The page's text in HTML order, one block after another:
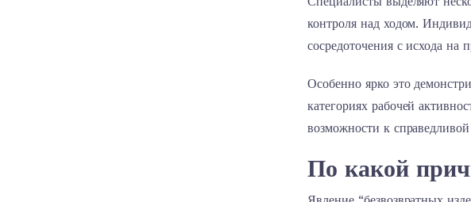
контроля над ходом.
сосредоточения с исхода на
Особенно ярко это
категориях рабочей
возможности к
По какой